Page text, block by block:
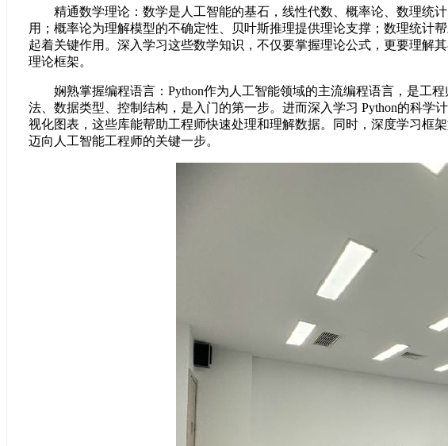
精通数学理论：数学是人工智能的基石，线性代数、概率论、数理统计
用；概率论为理解模型的不确定性、贝叶斯推理提供理论支撑；数理统计
起着关键作用。深入学习这些数学知识，不仅要掌握理论公式，更要理解
理论框架。
娴熟掌握编程语言：Python作为人工智能领域的主流编程语言，是工程
法、数据类型、控制结构，是入门的第一步。进而深入学习 Python的科学
视化图表，这些库能帮助工程师快速处理和理解数据。同时，深度学习框
迈向人工智能工程师的关键一步。